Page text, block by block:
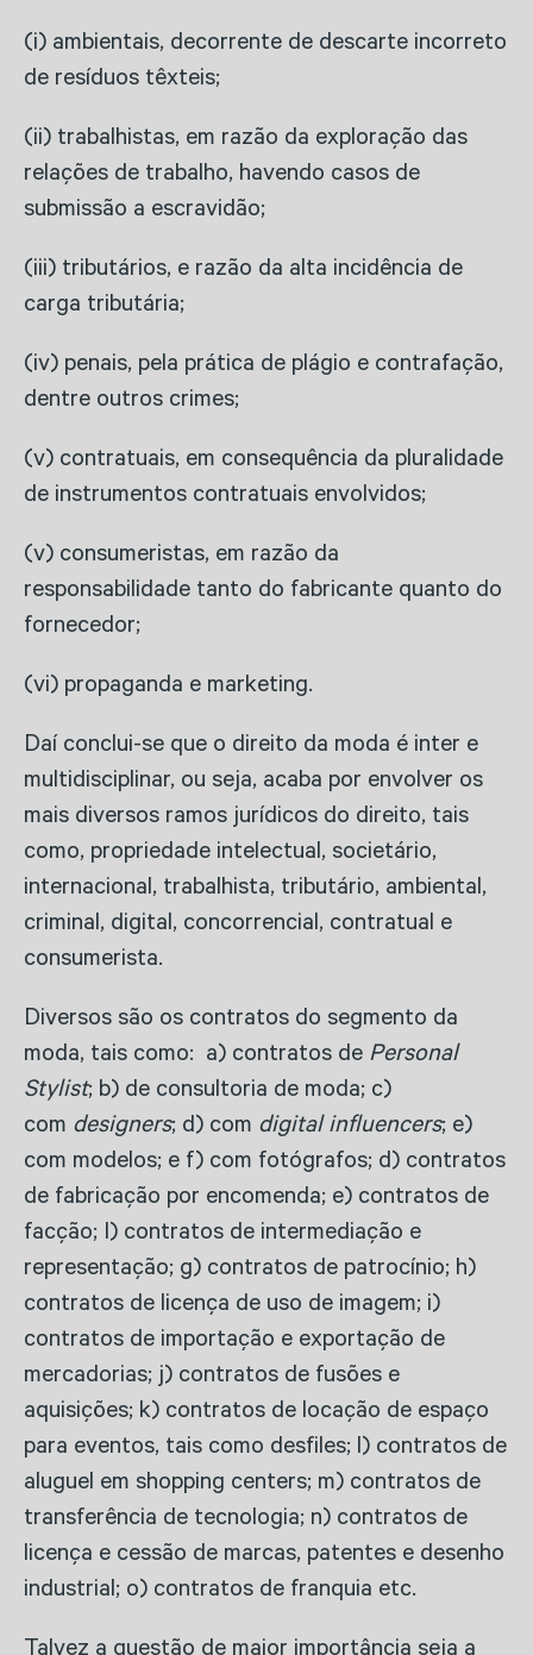
(i) ambientais, decorrente de descarte incorreto
de resíduos têxteis;
(ii) trabalhistas, em razão da exploração das
relações de trabalho, havendo casos de
submissão a escravidão;
(iii) tributários, e razão da alta incidência de
carga tributária;
(iv) penais, pela prática de plágio e contrafação,
dentre outros crimes;
(v) contratuais, em consequência da pluralidade
de instrumentos contratuais envolvidos;
(v) consumeristas, em razão da
responsabilidade tanto do fabricante quanto do
fornecedor;
(vi) propaganda e marketing.
Daí conclui-se que o direito da moda é inter e
multidisciplinar, ou seja, acaba por envolver os
mais diversos ramos jurídicos do direito, tais
como, propriedade intelectual, societário,
internacional, trabalhista, tributário, ambiental,
criminal, digital, concorrencial, contratual e
consumerista.
Diversos são os contratos do segmento da
moda, tais como: a) contratos de Personal
Stylist; b) de consultoria de moda; c)
com designers; d) com digital influencers; e)
com modelos; e f) com fotógrafos; d) contratos
de fabricação por encomenda; e) contratos de
facção; I) contratos de intermediação e
representação; g) contratos de patrocínio; h)
contratos de licença de uso de imagem; i)
contratos de importação e exportação de
mercadorias; j) contratos de fusões e
aquisições; k) contratos de locação de espaço
para eventos, tais como desfiles; l) contratos de
aluguel em shopping centers; m) contratos de
transferência de tecnologia; n) contratos de
licença e cessão de marcas, patentes e desenho
industrial; o) contratos de franquia etc.